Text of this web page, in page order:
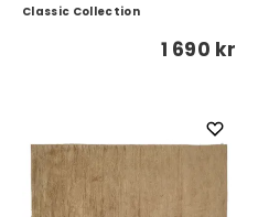
Classic Collection
1 690 kr